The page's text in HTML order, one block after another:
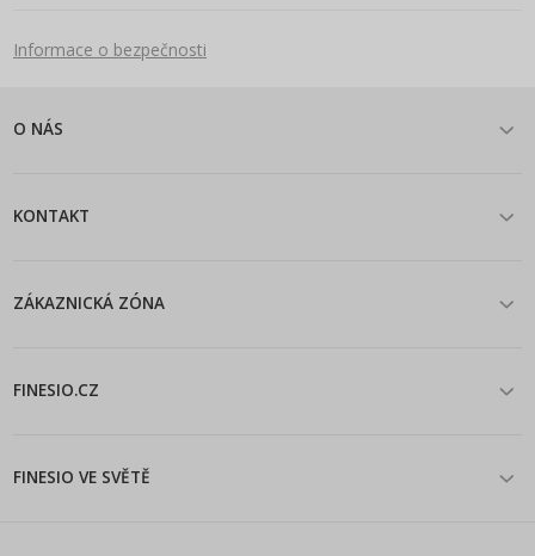
Informace o bezpečnosti
O NÁS
KONTAKT
ZÁKAZNICKÁ ZÓNA
FINESIO.CZ
FINESIO VE SVĚTĚ